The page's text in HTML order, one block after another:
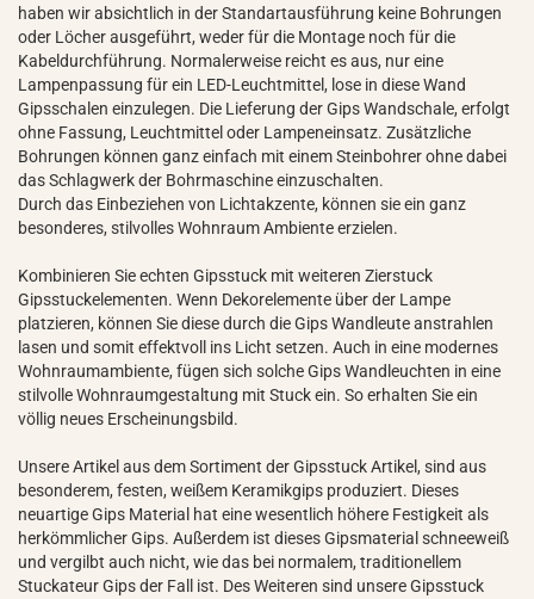
haben wir absichtlich in der Standartausführung keine Bohrungen
oder Löcher ausgeführt, weder für die Montage noch für die
Kabeldurchführung. Normalerweise reicht es aus, nur eine
Lampenpassung für ein LED-Leuchtmittel, lose in diese Wand
Gipsschalen einzulegen. Die Lieferung der Gips Wandschale, erfolgt
ohne Fassung, Leuchtmittel oder Lampeneinsatz. Zusätzliche
Bohrungen können ganz einfach mit einem Steinbohrer ohne dabei
das Schlagwerk der Bohrmaschine einzuschalten.
Durch das Einbeziehen von Lichtakzente, können sie ein ganz
besonderes, stilvolles Wohnraum Ambiente erzielen.
Kombinieren Sie echten Gipsstuck mit weiteren Zierstuck
Gipsstuckelementen. Wenn Dekorelemente über der Lampe
platzieren, können Sie diese durch die Gips Wandleute anstrahlen
lasen und somit effektvoll ins Licht setzen. Auch in eine modernes
Wohnraumambiente, fügen sich solche Gips Wandleuchten in eine
stilvolle Wohnraumgestaltung mit Stuck ein. So erhalten Sie ein
völlig neues Erscheinungsbild.
Unsere Artikel aus dem Sortiment der Gipsstuck Artikel, sind aus
besonderem, festen, weißem Keramikgips produziert. Dieses
neuartige Gips Material hat eine wesentlich höhere Festigkeit als
herkömmlicher Gips. Außerdem ist dieses Gipsmaterial schneeweiß
und vergilbt auch nicht, wie das bei normalem, traditionellem
Stuckateur Gips der Fall ist. Des Weiteren sind unsere Gipsstuck